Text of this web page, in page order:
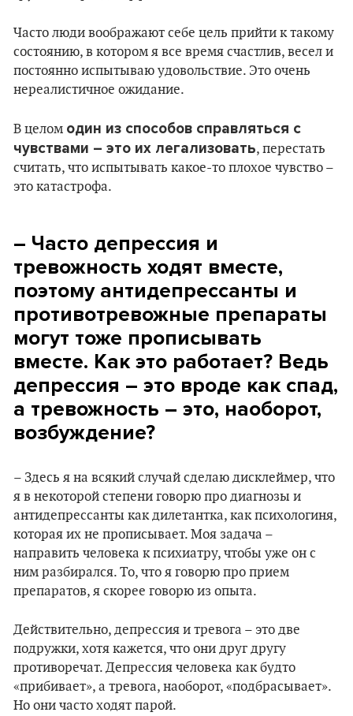
Часто люди воображают себе цель прийти к такому
состоянию, в котором я все время счастлив, весел и
постоянно испытываю удовольствие. Это очень
нереалистичное ожидание.
В целом один из способов справляться с
чувствами – это их легализовать, перестать
считать, что испытывать какое-то плохое чувство –
это катастрофа.
– Часто депрессия и
тревожность ходят вместе,
поэтому антидепрессанты и
противотревожные препараты
могут тоже прописывать
вместе. Как это работает? Ведь
депрессия – это вроде как спад,
а тревожность – это, наоборот,
возбуждение?
– Здесь я на всякий случай сделаю дисклеймер, что
я в некоторой степени говорю про диагнозы и
антидепрессанты как дилетантка, как психологиня,
которая их не прописывает. Моя задача –
направить человека к психиатру, чтобы уже он с
ним разбирался. То, что я говорю про прием
препаратов, я скорее говорю из опыта.
Действительно, депрессия и тревога – это две
подружки, хотя кажется, что они друг другу
противоречат. Депрессия человека как будто
«прибивает», а тревога, наоборот, «подбрасывает».
Но они часто ходят парой.